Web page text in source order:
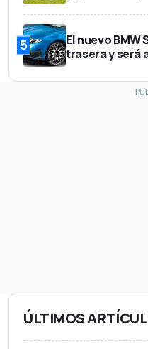
5
El nuevo
trasera y será
ÚLTIMOS